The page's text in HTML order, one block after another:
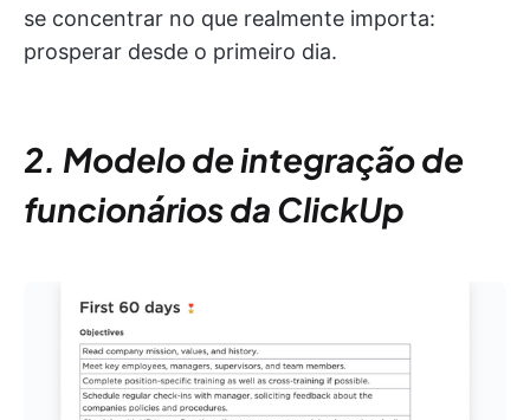
se concentrar no que realmente importa:
prosperar desde o primeiro dia.
2. Modelo de integração de
funcionários da ClickUp